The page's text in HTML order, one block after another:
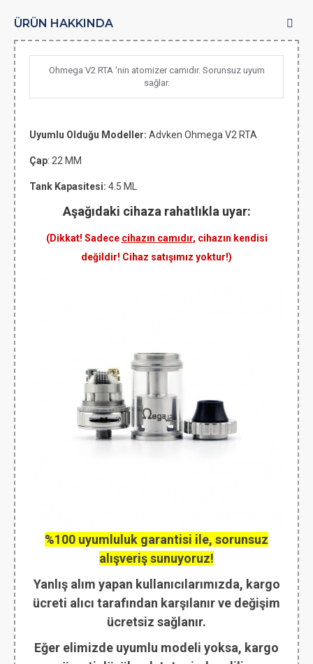
ÜRÜN HAKKINDA
Ohmega V2 RTA 'nin atomizer camıdır. Sorunsuz uyum
sağlar.
Uyumlu Olduğu Modeller: Advken Ohmega V2 RTA
Çap: 22 MM
Tank Kapasitesi: 4.5 ML
Aşağıdaki cihaza rahatlıkla uyar:
(Dikkat! Sadece cihazın camıdır, cihazın kendisi
değildir! Cihaz satışımız yoktur!)
%100 uyumluluk garantisi ile, sorunsuz
alışveriş sunuyoruz!
Yanlış alım yapan kullanıcılarımızda, kargo
ücreti alıcı tarafından karşılanır ve değişim
ücretsiz sağlanır.
Eğer elimizde uyumlu modeli yoksa, kargo